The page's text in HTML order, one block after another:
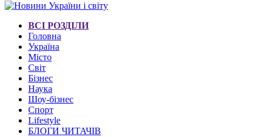
ВСІ РОЗДІЛИ
Головна
Україна
Місто
Світ
Бізнес
Наука
Шоу-бізнес
Спорт
Lifestyle
БЛОГИ ЧИТАЧІВ